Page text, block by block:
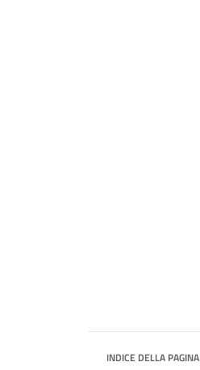
INDICE DELLA PAGINA